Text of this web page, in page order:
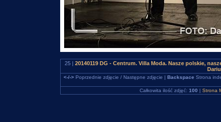
25 | 20140119 DG - Centrum. Villa Moda. Nasze polskie,
<-/->Poprzednie zdjęcie / Następne zdjęcie | Backspace Strona
Całkowita ilość zdjęć: 100 | Strona